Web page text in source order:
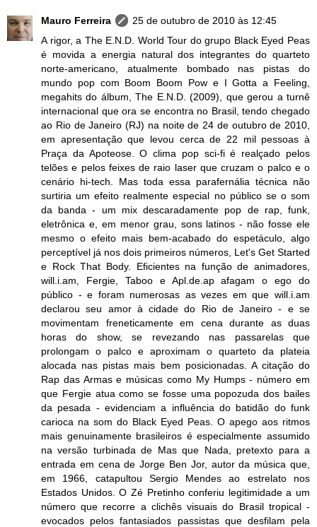
Mauro Ferreira
25 de outubro de 2010 às 12:45
A rigor, a The E.N.D. World Tour do grupo Black Eyed Peas
é movida a energia natural dos integrantes do quarteto
norte-americano, atualmente bombado nas pistas do
mundo pop com Boom Boom Pow e I Gotta a Feeling,
megahits do álbum, The E.N.D. (2009), que gerou a turnê
internacional que ora se encontra no Brasil, tendo chegado
ao Rio de Janeiro (RJ) na noite de 24 de outubro de 2010,
em apresentação que levou cerca de 22 mil pessoas à
Praça da Apoteose. O clima pop sci-fi é realçado pelos
telões e pelos feixes de raio laser que cruzam o palco e o
cenário hi-tech. Mas toda essa parafernália técnica não
surtiria um efeito realmente especial no público se o som
da banda - um mix descaradamente pop de rap, funk,
eletrônica e, em menor grau, sons latinos - não fosse ele
mesmo o efeito mais bem-acabado do espetáculo, algo
perceptível já nos dois primeiros números, Let's Get Started
e Rock That Body. Eficientes na função de animadores,
will.i.am, Fergie, Taboo e Apl.de.ap afagam o ego do
público - e foram numerosas as vezes em que will.i.am
declarou seu amor à cidade do Rio de Janeiro - e se
movimentam freneticamente em cena durante as duas
horas do show, se revezando nas passarelas que
prolongam o palco e aproximam o quarteto da plateia
alocada nas pistas mais bem posicionadas. A citação do
Rap das Armas e músicas como My Humps - número em
que Fergie atua como se fosse uma popozuda dos bailes
da pesada - evidenciam a influência do batidão do funk
carioca na som do Black Eyed Peas. O apego aos ritmos
mais genuinamente brasileiros é especialmente assumido
na versão turbinada de Mas que Nada, pretexto para a
entrada em cena de Jorge Ben Jor, autor da música que,
em 1966, catapultou Sergio Mendes ao estrelato nos
Estados Unidos. O Zé Pretinho conferiu legitimidade a um
número que recorre a clichês visuais do Brasil tropical -
evocados pelos fantasiados passistas que desfilam pela